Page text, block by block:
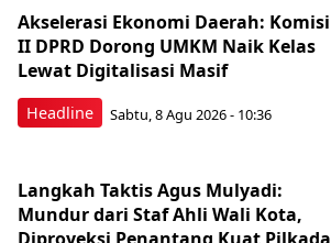
Headline
Akselerasi Ekonomi Daerah: Komisi
II DPRD Dorong UMKM Naik Kelas
Lewat Digitalisasi Masif
Sabtu, 8 Agu 2026 - 10:36
Langkah Taktis Agus Mulyadi:
Mundur dari Staf Ahli Wali Kota,